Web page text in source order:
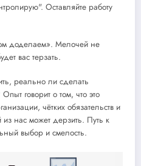
Оставляйте работу
доделаем». Мелочей не
вас терзать.
реально ли сделать
говорит о том, что это
чётких обязательств и
нас может дерзить. Путь к
выбор и смелость.